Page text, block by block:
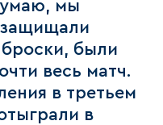
мы
защищали
были
весь матч.
в третьем
в